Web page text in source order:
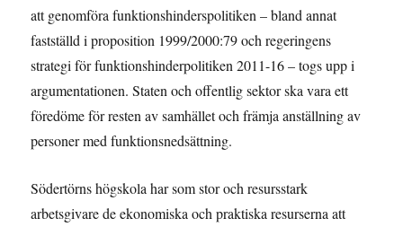
att genomföra funktionshinderspolitiken – bland annat
fastställd i proposition 1999/2000:79 och regeringens
strategi för funktionshinderpolitiken 2011-16 – togs upp i
argumentationen. Staten och offentlig sektor ska vara ett
föredöme för resten av samhället och främja anställning av
personer med funktionsnedsättning.
Södertörns högskola har som stor och resursstark
arbetsgivare de ekonomiska och praktiska resurserna att